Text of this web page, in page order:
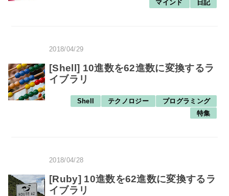
マインド 日記
2018/04/29
[Shell] 10進数を62進数に変換するラ
イブラリ
Shell テクノロジー
プログラミング
特集
2018/04/28
[Ruby] 10進数を62進数に変換するラ
イブラリ